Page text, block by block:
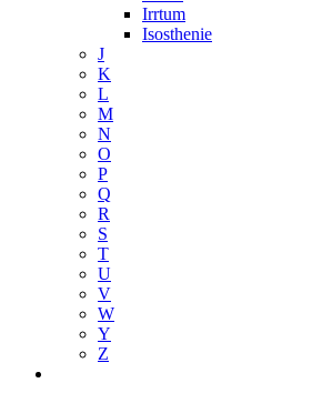
Irrtum
Isosthenie
J
K
L
M
N
O
P
Q
R
S
T
U
V
W
Y
Z